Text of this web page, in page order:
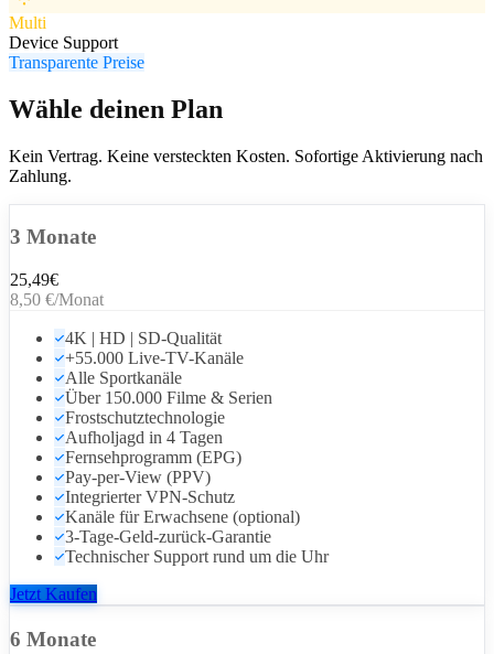
Multi
Device Support
Transparente Preise
Wähle deinen Plan
Kein Vertrag. Keine versteckten Kosten. Sofortige Aktivierung nach
Zahlung.
3 Monate
25,49€
8,50 €/Monat
4K | HD | SD-Qualität
+55.000 Live-TV-Kanäle
Alle Sportkanäle
Über 150.000 Filme & Serien
Frostschutztechnologie
Aufholjagd in 4 Tagen
Fernsehprogramm (EPG)
Pay-per-View (PPV)
Integrierter VPN-Schutz
Kanäle für Erwachsene (optional)
3-Tage-Geld-zurück-Garantie
Technischer Support rund um die Uhr
Jetzt Kaufen
6 Monate